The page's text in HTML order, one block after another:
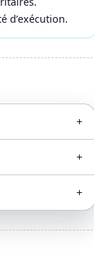
d’exécution.
+
+
+